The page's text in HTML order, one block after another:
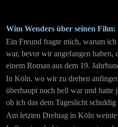
Wim Wenders über seinen Film:
Ein Freund fragte mich, warum
war, bevor wir angefangen haben,
einem Roman aus dem 19.
In Köln, wo wir zu drehen
überhaupt noch hell war und hatte
ob ich das dem Tageslicht schuldig
Am letzten Drehtag in Köln